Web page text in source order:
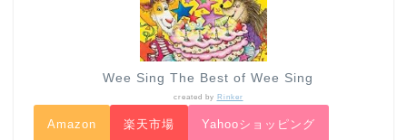
Wee Sing The Best of Wee Sing
created by Rinker
Amazon 楽天市場 Yahooショッピング